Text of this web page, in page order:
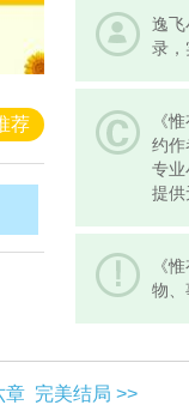
荐
回首之间，一
逸飞
录，
《
约作
专业
提供
《
物、
章 完美结局 >>